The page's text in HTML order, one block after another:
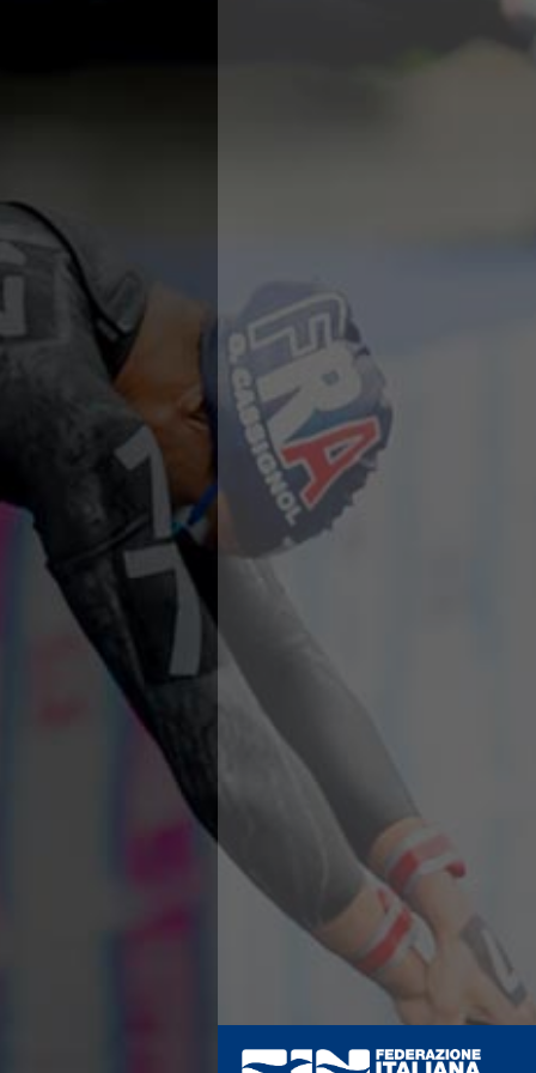
Eventi
Norme e documenti
Risultati e Classifiche
Azzurri
News
Flash News
Artistico
Eventi
Norme e documenti
Risultati e Classifiche
Azzurri
News
Grand Prix
Norme e documenti
Risultati e Classifiche
Primati
Flash News
Salvamento
Eventi
Norme e documenti
Risultati e Classifiche
Albi d'oro - Primati
Flash News
Master